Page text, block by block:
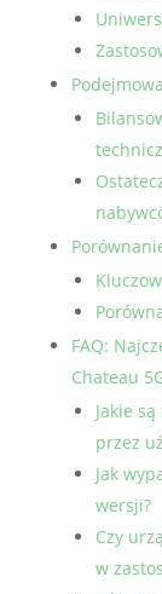
FAQ:
Chateau
Jakie
przez
Jak
wersji?
Czy
w